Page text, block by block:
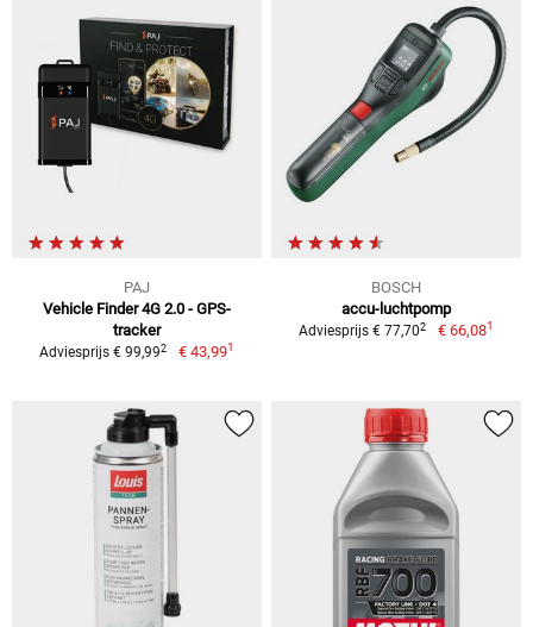
PAJ
Vehicle Finder 4G 2.0 - GPS-
tracker
Adviesprijs € 99,992 € 43,991
BOSCH
accu-luchtpomp
Adviesprijs € 77,702 € 66,081